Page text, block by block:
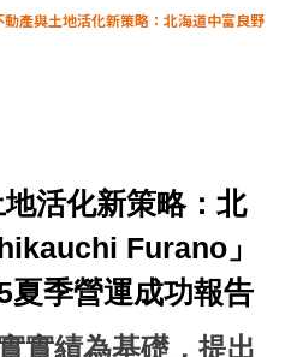
動產與土地活化新策略：北海道中富良
活化新策略：北
Furano」
夏季營運成功報告
實績為基礎，提出